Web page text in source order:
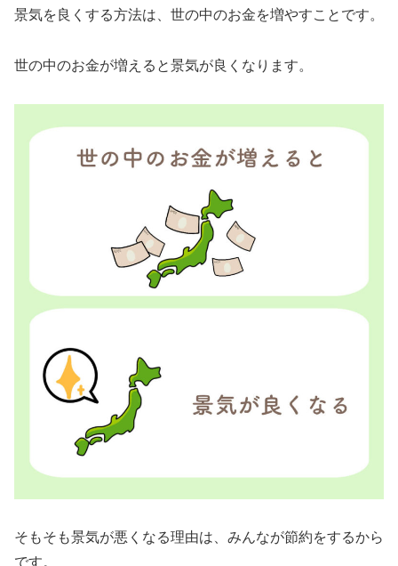
景気を良くする方法は、世の中のお金を増やすことです。
世の中のお金が増えると景気が良くなります。
そもそも景気が悪くなる理由は、みんなが節約をするから
です。